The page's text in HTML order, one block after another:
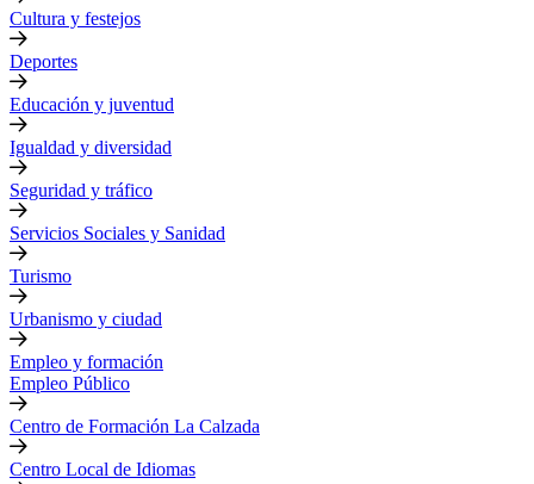
Cultura y festejos
Deportes
Educación y juventud
Igualdad y diversidad
Seguridad y tráfico
Servicios Sociales y Sanidad
Turismo
Urbanismo y ciudad
Empleo y formación
Empleo Público
Centro de Formación La Calzada
Centro Local de Idiomas